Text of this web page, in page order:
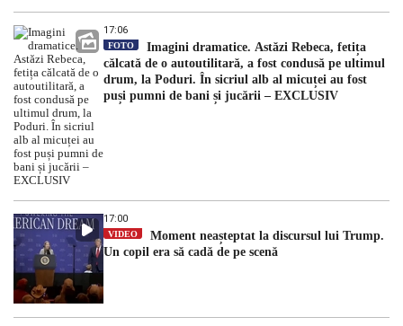
17:06
FOTO
Imagini dramatice. Astăzi Rebeca, fetița
călcată de o autoutilitară, a fost condusă pe ultimul
drum, la Poduri. În sicriul alb al micuței au fost
puși pumni de bani și jucării – EXCLUSIV
17:00
VIDEO
Moment neașteptat la discursul lui Trump.
Un copil era să cadă de pe scenă